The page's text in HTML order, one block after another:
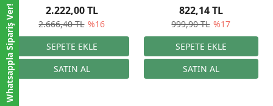
2.666,40 TL %16
2.222,00 TL
999,90 TL %17
822,14 TL
Whatsappla Sipariş Ver!